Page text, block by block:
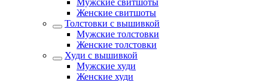
Мужские свитшоты
Женские свитшоты
Толстовки с вышивкой
Мужские толстовки
Женские толстовки
Худи с вышивкой
Мужские худи
Женские худи